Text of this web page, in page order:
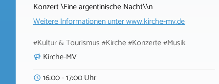
Konzert \Eine argentinische Nacht\\n
Weitere Informationen unterwww.kirche-mv.de
#Kultur & Tourismus #Kirche #Konzerte #Musik
Kirche-MV
16:00 - 17:00 Uhr